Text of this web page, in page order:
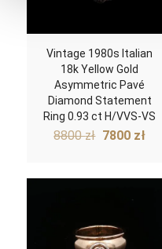
Vintage 1980s Italian
18k Yellow Gold
Asymmetric Pavé
Diamond Statement
Ring 0.93 ct H/VVS-VS
8800zł Original
7800 zł